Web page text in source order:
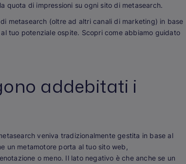
quota di impressioni su ogni sito di metasearch.
metasearch (oltre ad altri canali di marketing) in base
tuo potenziale ospite. Scopri come abbiamo guidato
addebitati i
veniva tradizionalmente gestita in base al
un metamotore porta al tuo sito web,
o meno. Il lato negativo è che anche se un